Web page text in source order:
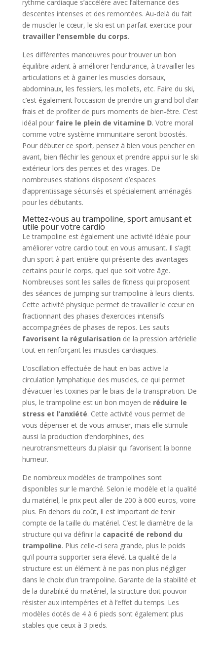
rythme cardiaque s’accélère avec l’alternance des
descentes intenses et des remontées. Au-delà du fait
de muscler le cœur, le ski est un parfait exercice pour
travailler l’ensemble du corps.
Les différentes manœuvres pour trouver un bon
équilibre aident à améliorer l’endurance, à travailler les
articulations et à gainer les muscles dorsaux,
abdominaux, les fessiers, les mollets, etc. Faire du ski,
c’est également l’occasion de prendre un grand bol d’air
frais et de profiter de purs moments de bien-être. C’est
idéal pour faire le plein de vitamine D. Votre moral
comme votre système immunitaire seront boostés.
Pour débuter ce sport, pensez à bien vous pencher en
avant, bien fléchir les genoux et prendre appui sur le ski
extérieur lors des pentes et des virages. De
nombreuses stations disposent d’espaces
d’apprentissage sécurisés et spécialement aménagés
pour les débutants.
Mettez-vous au trampoline, sport amusant et
utile pour votre cardio
Le trampoline est également une activité idéale pour
améliorer votre cardio tout en vous amusant. Il s’agit
d’un sport à part entière qui présente des avantages
certains pour le corps, quel que soit votre âge.
Nombreuses sont les salles de fitness qui proposent
des séances de jumping sur trampoline à leurs clients.
Cette activité physique permet de travailler le cœur en
fractionnant des phases d’exercices intensifs
accompagnées de phases de repos. Les sauts
favorisent la régularisation de la pression artérielle
tout en renforçant les muscles cardiaques.
L’oscillation effectuée de haut en bas active la
circulation lymphatique des muscles, ce qui permet
d’évacuer les toxines par le biais de la transpiration. De
plus, le trampoline est un bon moyen de réduire le
stress et l’anxiété. Cette activité vous permet de
vous dépenser et de vous amuser, mais elle stimule
aussi la production d’endorphines, des
neurotransmetteurs du plaisir qui favorisent la bonne
humeur.
De nombreux modèles de trampolines sont
disponibles sur le marché. Selon le modèle et la qualité
du matériel, le prix peut aller de 200 à 600 euros, voire
plus. En dehors du coût, il est important de tenir
compte de la taille du matériel. C’est le diamètre de la
structure qui va définir la capacité de rebond du
trampoline. Plus celle-ci sera grande, plus le poids
qu’il pourra supporter sera élevé. La qualité de la
structure est un élément à ne pas non plus négliger
dans le choix d’un trampoline. Garante de la stabilité et
de la durabilité du matériel, la structure doit pouvoir
résister aux intempéries et à l’effet du temps. Les
modèles dotés de 4 à 6 pieds sont également plus
stables que ceux à 3 pieds.